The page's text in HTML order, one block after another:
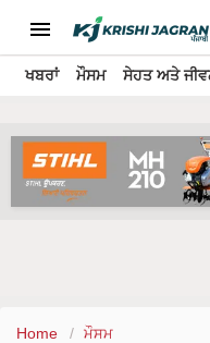
ਖਬਰਾਂ ਮੌਸਮ ਸੇਹਤ ਅਤੇ
Home ਮੌਸਮ